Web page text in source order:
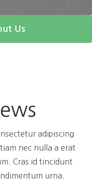
Us
adipiscing
nec nulla a erat
Cras id tincidunt
urna.